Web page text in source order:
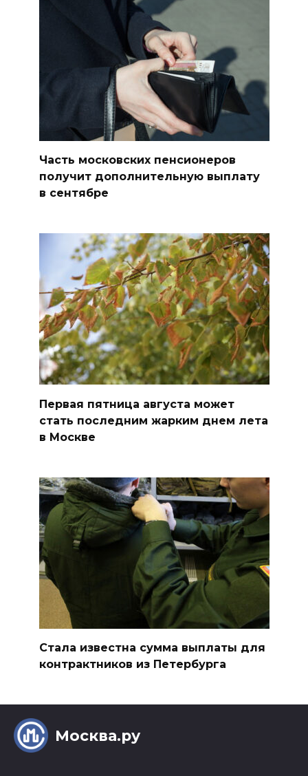
Часть московских пенсионеров
получит дополнительную выплату
в сентябре
Первая пятница августа может
стать последним жарким днем лета
в Москве
Стала известна сумма выплаты для
контрактников из Петербурга
Москва.ру